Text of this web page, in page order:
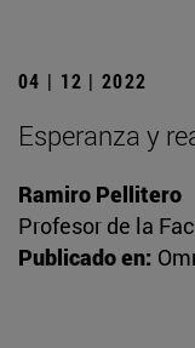
04 | 12 | 2022
Esperanza y
Ramiro Pellitero
Profesor de la
Publicado en: